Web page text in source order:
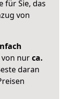
für Sie, das
von
nurca.
daran